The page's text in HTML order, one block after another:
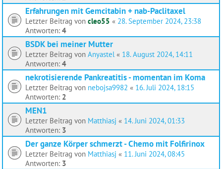
Erfahrungen mit Gemcitabin + nab-Paclitaxel
Letzter Beitrag von cleo55 « 28. September 2024, 23:38
Antworten: 4
BSDK bei meiner Mutter
Letzter Beitrag von Anyastel« 18. August 2024, 14:11
Antworten: 4
nekrotisierende Pankreatitis - momentan im Koma
Letzter Beitrag von nebojsa9982 « 16. Juli 2024, 18:15
Antworten: 2
MEN1
Letzter Beitrag von Matthiasj « 14. Juni 2024, 01:33
Antworten: 3
Der ganze Körper schmerzt - Chemo mit Folfirinox
Letzter Beitrag von Matthiasj « 11. Juni 2024, 08:45
Antworten: 3